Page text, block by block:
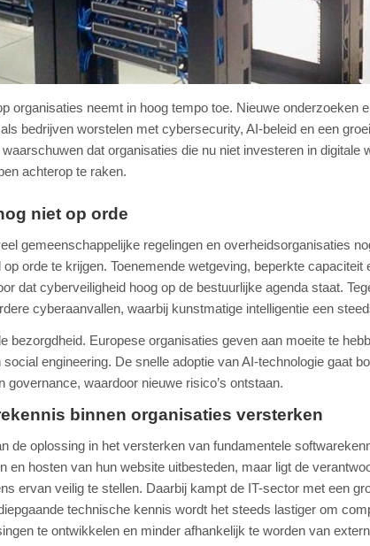
organisaties neemt in hoog tempo toe. Nieuwe onderzoeken
bedrijven worstelen met cybersecurity, AI-beleid en een
dat organisaties die nu niet investeren in digitale
achterop te raken.
niet op orde
gemeenschappelijke regelingen en overheidsorganisaties
orde te krijgen. Toenemende wetgeving, beperkte
dat cyberveiligheid hoog op de bestuurlijke agenda staat.
cyberaanvallen, waarbij kunstmatige intelligentie een
bezorgdheid. Europese organisaties geven aan moeite te
engineering. De snelle adoptie van AI-technologie gaat
governance, waardoor nieuwe risico’s ontstaan.
binnen organisaties versterken
de oplossing in het versterken van fundamentele
en hosten van hun website uitbesteden, maar ligt de
ervan veilig te stellen. Daarbij kampt de IT-sector met een
technische kennis wordt het steeds lastiger om
te ontwikkelen en minder afhankelijk te worden van